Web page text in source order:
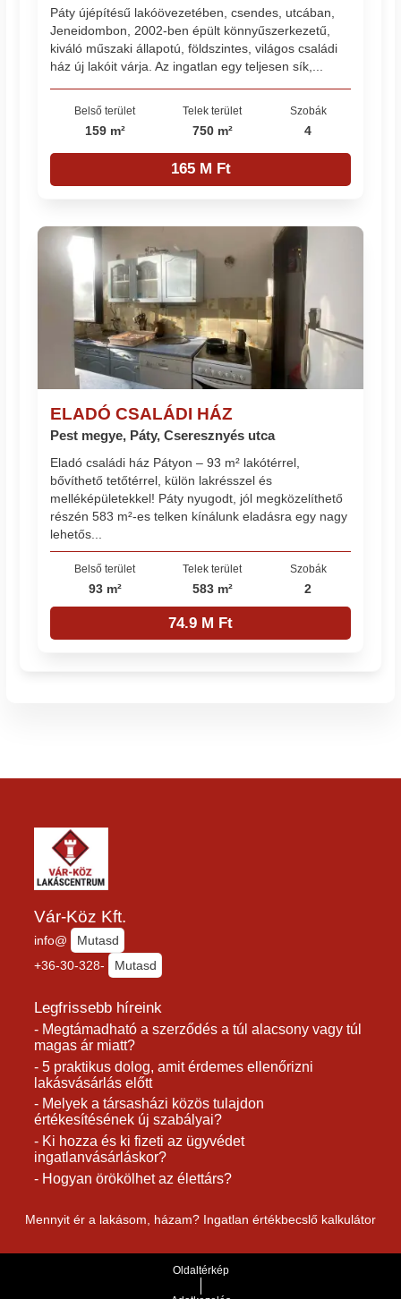
Páty újépítésű lakóövezetében, csendes, utcában,
Jeneidombon, 2002-ben épült könnyűszerkezetű,
kiváló műszaki állapotú, földszintes, világos családi
ház új lakóit várja. Az ingatlan egy teljesen sík,...
Belső terület
159 m²
Telek terület
750 m²
Szobák
4
165 M Ft
ELADÓ CSALÁDI HÁZ
Pest megye, Páty, Cseresznyés utca
Eladó családi ház Pátyon – 93 m² lakótérrel,
bővíthető tetőtérrel, külön lakrésszel és
melléképületekkel! Páty nyugodt, jól megközelíthető
részén 583 m²-es telken kínálunk eladásra egy nagy
lehetős...
Belső terület
93 m²
Telek terület
583 m²
Szobák
2
74.9 M Ft
Vár-Köz Kft.
info@
Mutasd
+36-30-328-
Mutasd
Legfrissebb híreink
- Megtámadható a szerződés a túl alacsony vagy túl
magas ár miatt?
- 5 praktikus dolog, amit érdemes ellenőrizni
lakásvásárlás előtt
- Melyek a társasházi közös tulajdon
értékesítésének új szabályai?
- Ki hozza és ki fizeti az ügyvédet
ingatlanvásárláskor?
- Hogyan örökölhet az élettárs?
Mennyit ér a lakásom, házam? Ingatlan értékbecslő kalkulátor
Oldaltérkép